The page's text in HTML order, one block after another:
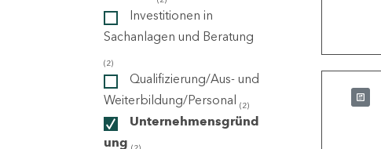
Investitionen in
Sachanlagen und Beratung
(2)
Qualifizierung/Aus- und
Weiterbildung/Personal (2)
Unternehmensgründ
ung